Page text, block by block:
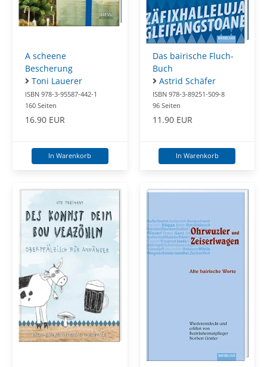
A scheene
Bescherung
Toni Lauerer
ISBN 978-3-95587-442-1
160 Seiten
16.90 EUR
In Warenkorb
Das bairische Fluch-
Buch
Astrid Schäfer
ISBN 978-3-89251-509-8
96 Seiten
11.90 EUR
In Warenkorb